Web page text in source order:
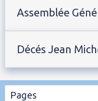
Assemblée
Décés Jean
Pages